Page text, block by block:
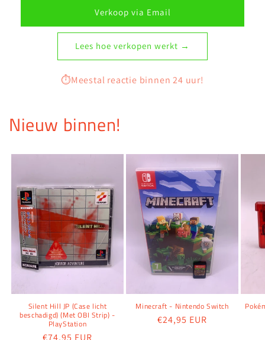
Verkoop via Email
Lees hoe verkopen werkt →
⏱️Meestal reactie binnen 24 uur!
Nieuw binnen!
Silent Hill JP (Case licht
beschadigd) (Met OBI Strip) -
PlayStation
Normale
€74,95 EUR
Minecraft - Nintendo Switch
Normale
€24,95 EUR